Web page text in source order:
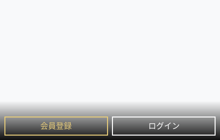
会員登録 ログイン